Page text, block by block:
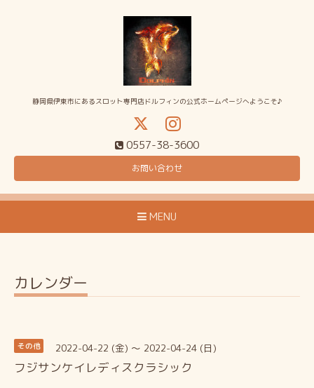
静岡県伊東市にあるスロット専門店ドルフィンの公式ホームページへようこそ♪
0557-38-3600
お問い合わせ
MENU
カレンダー
その他 2022-04-22 (金) ～ 2022-04-24 (日)
フジサンケイレディスクラシック